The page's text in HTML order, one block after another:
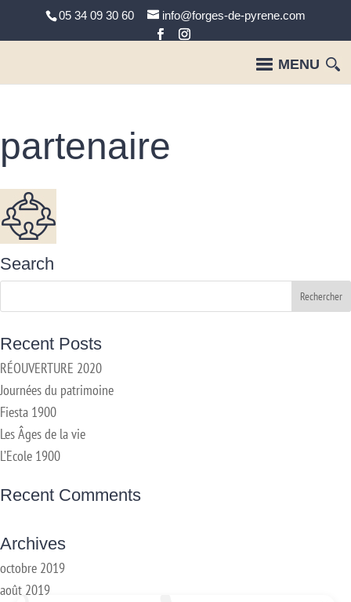
05 34 09 30 60 info@forges-de-pyrene.com
partenaire
Search
Recent Posts
RÉOUVERTURE 2020
Journées du patrimoine
Fiesta 1900
Les Âges de la vie
L’Ecole 1900
Recent Comments
Archives
octobre 2019
août 2019